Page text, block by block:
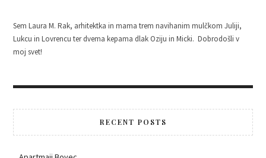
Sem Laura M. Rak, arhitektka in mama trem navihanim mulčkom Juliji,
Lukcu in Lovrencu ter dvema kepama dlak Oziju in Micki. Dobrodošli v
moj svet!
RECENT POSTS